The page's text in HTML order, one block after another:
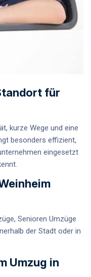
für
kurze Wege und eine
besonders effizient,
eingesetzt
Senioren Umzüge
der Stadt oder in
Umzug in